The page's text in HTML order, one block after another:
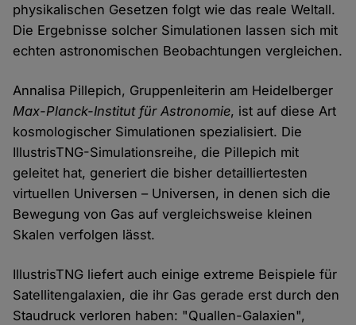
physikalischen Gesetzen folgt wie das reale Weltall.
Die Ergebnisse solcher Simulationen lassen sich mit
echten astronomischen Beobachtungen vergleichen.
Annalisa Pillepich, Gruppenleiterin am Heidelberger
Max-Planck-Institut für Astronomie, ist auf diese Art
kosmologischer Simulationen spezialisiert. Die
IllustrisTNG-Simulationsreihe, die Pillepich mit
geleitet hat, generiert die bisher detailliertesten
virtuellen Universen – Universen, in denen sich die
Bewegung von Gas auf vergleichsweise kleinen
Skalen verfolgen lässt.
IllustrisTNG liefert auch einige extreme Beispiele für
Satellitengalaxien, die ihr Gas gerade erst durch den
Staudruck verloren haben: "Quallen-Galaxien",